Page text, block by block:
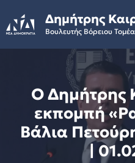
to
content
Δημήτρης
Βουλευτής Βόρειου
Ο Δημήτρης
εκπομπή
Βάλια
|